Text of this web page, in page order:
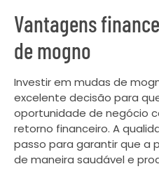
Vantagens
de mogno
Investir em mudas de
excelente decisão para
oportunidade de negócio
retorno financeiro. A
passo para garantir que a
de maneira saudável e